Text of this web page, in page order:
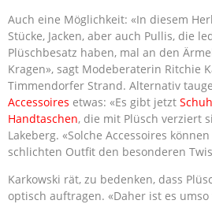
Auch eine Möglichkeit: «In diesem
Stücke, Jacken, aber auch Pullis, die
Plüschbesatz haben, mal an den
Kragen», sagt Modeberaterin Ritchie
Timmendorfer Strand. Alternativ
Accessoires etwas: «Es gibt jetzt
Handtaschen, die mit Plüsch verziert
Lakeberg. «Solche Accessoires
schlichten Outfit den besonderen
Karkowski rät, zu bedenken, dass
optisch auftragen. «Daher ist es